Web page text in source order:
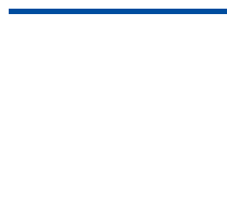
Inhalt